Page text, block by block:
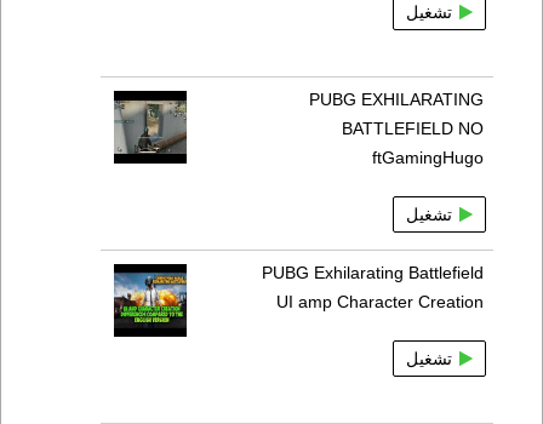
تشغيل
PUBG EXHILARATING
BATTLEFIELD NO
ftGamingHugo
تشغيل
PUBG Exhilarating Battlefield
UI amp Character Creation
تشغيل